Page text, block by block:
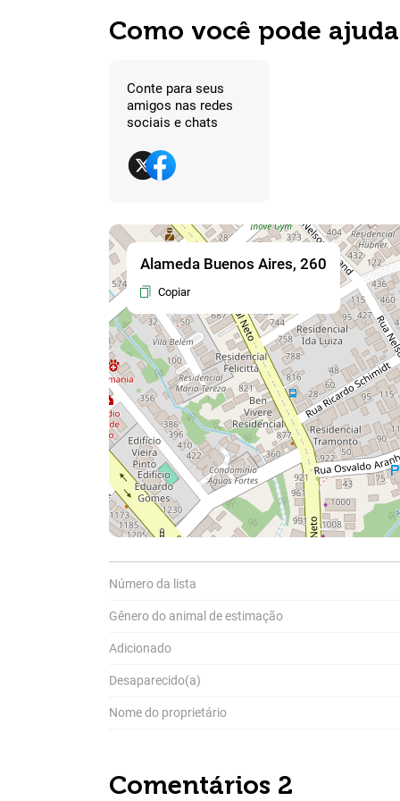
Como você pode
Conte para seus
amigos nas redes
sociais e chats
Alameda Buenos Aires, 260
Copiar
Número da lista
Gênero do animal de estimação
Adicionado
Desaparecido(a)
Nome do proprietário
Comentários 2